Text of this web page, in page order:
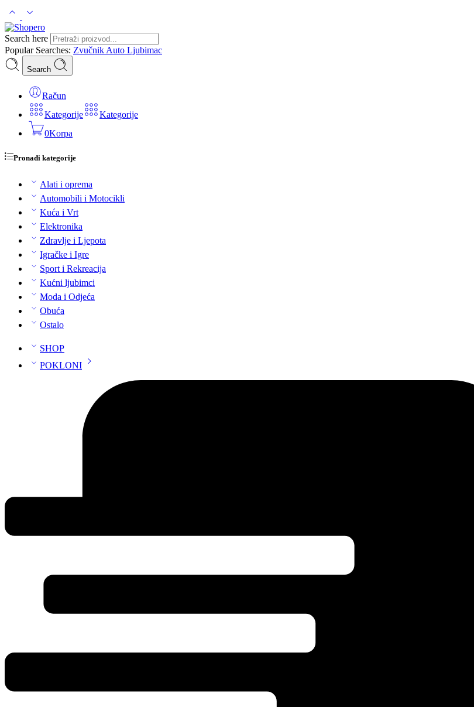
Search here
Popular Searches: Zvučnik Auto Ljubimac
Search
Račun
Kategorije
Kategorije
0Korpa
Pronađi kategorije
Alati i oprema
Automobili i Motocikli
Kuća i Vrt
Elektronika
Zdravlje i Ljepota
Igračke i Igre
Sport i Rekreacija
Kućni ljubimci
Moda i Odjeća
Obuća
Ostalo
SHOP
POKLONI